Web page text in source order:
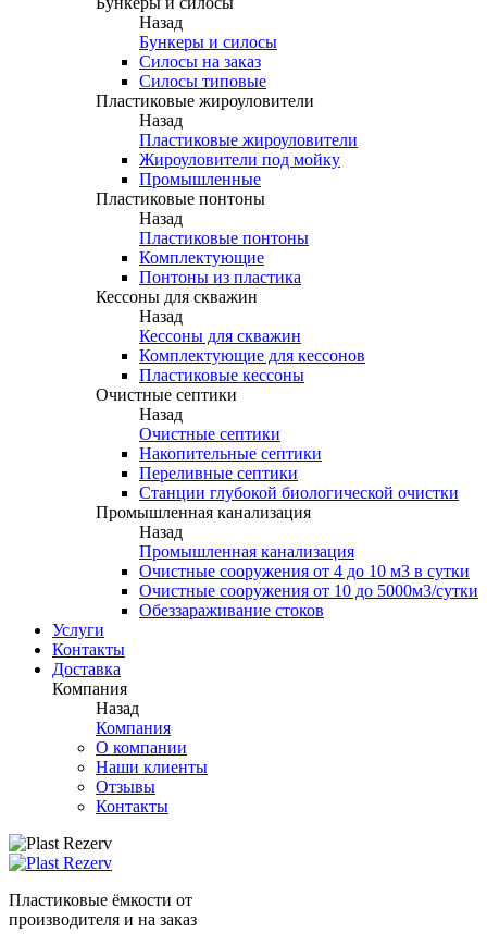
Назад
Бункеры и силосы
Силосы на заказ
Силосы типовые
Пластиковые жироуловители
Назад
Пластиковые жироуловители
Жироуловители под мойку
Промышленные
Пластиковые понтоны
Назад
Пластиковые понтоны
Комплектующие
Понтоны из пластика
Кессоны для скважин
Назад
Кессоны для скважин
Комплектующие для кессонов
Пластиковые кессоны
Очистные септики
Назад
Очистные септики
Накопительные септики
Переливные септики
Станции глубокой биологической очистки
Промышленная канализация
Назад
Промышленная канализация
Очистные сооружения от 4 до 10 м3 в сутки
Очистные сооружения от 10 до 5000м3/сутки
Обеззараживание стоков
Услуги
Контакты
Доставка
Компания
Назад
Компания
О компании
Наши клиенты
Отзывы
Контакты
Пластиковые ёмкости от
производителя и на заказ